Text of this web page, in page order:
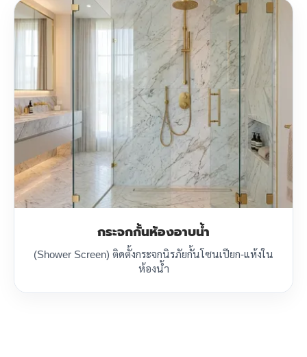
กระจกกั้นห้องอาบน้ำ
(Shower Screen) ติดตั้งกระจกนิรภัยกั้นโซนเปียก-แห้งใน
ห้องน้ำ